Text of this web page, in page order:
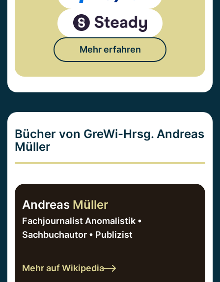
Mehr erfahren
Bücher von GreWi-Hrsg. Andreas
Müller
Andreas Müller
Fachjournalist Anomalistik •
Sachbuchautor • Publizist
Mehr auf Wikipedia